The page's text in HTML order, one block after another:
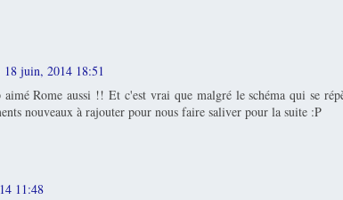
18 juin, 2014 18:51
Rome aussi !! Et c'est vrai que malgré le schéma qui se
nouveaux à rajouter pour nous faire saliver pour la suite :P
11:48